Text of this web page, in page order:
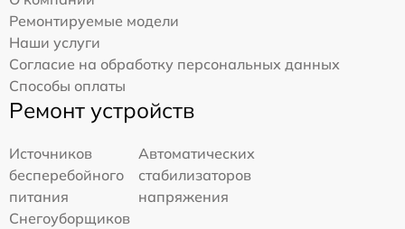
Ремонтируемые модели
Наши услуги
Согласие на обработку персональных данных
Способы оплаты
Ремонт устройств
Источников
бесперебойного
питания
Автоматических
стабилизаторов
напряжения
Снегоуборщиков